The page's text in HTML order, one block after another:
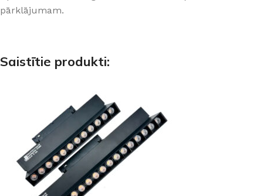
pārklājumam.
Saistītie produkti: